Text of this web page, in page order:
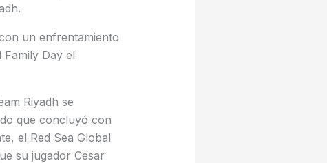
un enfrentamiento
Day el
Riyadh se
que concluyó con
el Red Sea Global
su jugador Cesar